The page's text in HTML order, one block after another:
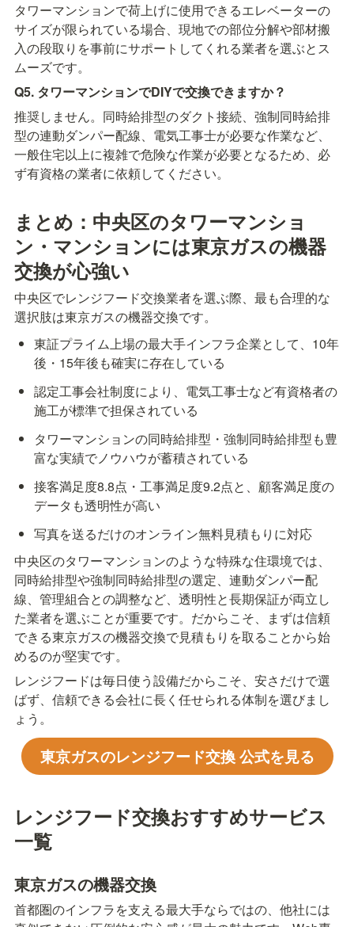
タワーマンションで荷上げに使用できるエレベーターの
サイズが限られている場合、現地での部位分解や部材搬
入の段取りを事前にサポートしてくれる業者を選ぶとス
ムーズです。
Q5. タワーマンションでDIYで交換できますか？
推奨しません。同時給排型のダクト接続、強制同時給排
型の連動ダンパー配線、電気工事士が必要な作業など、
一般住宅以上に複雑で危険な作業が必要となるため、必
ず有資格の業者に依頼してください。
まとめ：中央区のタワーマンショ
ン・マンションには東京ガスの機器
交換が心強い
中央区でレンジフード交換業者を選ぶ際、最も合理的な
選択肢は東京ガスの機器交換です。
東証プライム上場の最大手インフラ企業として、10年
後・15年後も確実に存在している
認定工事会社制度により、電気工事士など有資格者の
施工が標準で担保されている
タワーマンションの同時給排型・強制同時給排型も豊
富な実績でノウハウが蓄積されている
接客満足度8.8点・工事満足度9.2点と、顧客満足度の
データも透明性が高い
写真を送るだけのオンライン無料見積もりに対応
中央区のタワーマンションのような特殊な住環境では、
同時給排型や強制同時給排型の選定、連動ダンパー配
線、管理組合との調整など、透明性と長期保証が両立し
た業者を選ぶことが重要です。だからこそ、まずは信頼
できる東京ガスの機器交換で見積もりを取ることから始
めるのが堅実です。
レンジフードは毎日使う設備だからこそ、安さだけで選
ばず、信頼できる会社に長く任せられる体制を選びまし
ょう。
東京ガスのレンジフード交換 公式を見る
レンジフード交換おすすめサービス
一覧
東京ガスの機器交換
首都圏のインフラを支える最大手ならではの、他社には